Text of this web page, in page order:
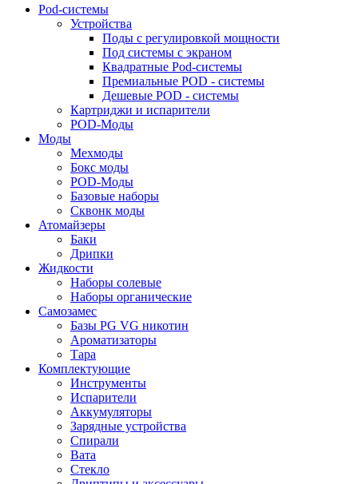
Pod-системы
Устройства
Поды с регулировкой мощности
Под системы с экраном
Квадратные Pod-системы
Премиальные POD - системы
Дешевые POD - системы
Картриджи и испарители
POD-Моды
Моды
Мехмоды
Бокс моды
POD-Моды
Базовые наборы
Сквонк моды
Атомайзеры
Баки
Дрипки
Жидкости
Наборы солевые
Наборы органические
Самозамес
Базы PG VG никотин
Ароматизаторы
Тара
Комплектующие
Инструменты
Испарители
Аккумуляторы
Зарядные устройства
Спирали
Вата
Стекло